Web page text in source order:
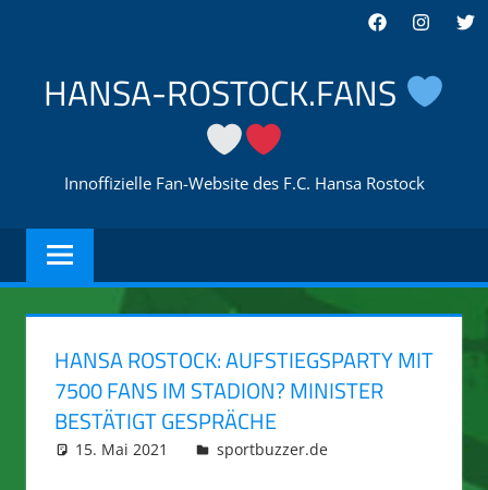
springen
Facebook
HANSA-ROSTOCK.FANS
Innoffizielle Fan-Website des F.C. Hansa Rostock
HANSA ROSTOCK: AUFSTIEGSPARTY MIT
7500 FANS IM STADION? MINISTER
BESTÄTIGT GESPRÄCHE
15. Mai 2021 integromat
sportbuzzer.de